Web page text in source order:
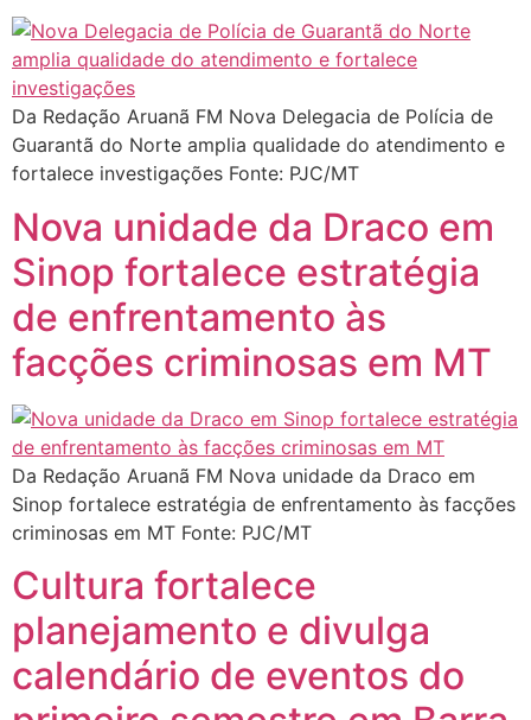
Da Redação Aruanã FM Nova Delegacia de Polícia de
Guarantã do Norte amplia qualidade do atendimento e
fortalece investigações Fonte: PJC/MT
Nova unidade da Draco em
Sinop fortalece estratégia
de enfrentamento às
facções criminosas em MT
Da Redação Aruanã FM Nova unidade da Draco em
Sinop fortalece estratégia de enfrentamento às facções
criminosas em MT Fonte: PJC/MT
Cultura fortalece
planejamento e divulga
calendário de eventos do